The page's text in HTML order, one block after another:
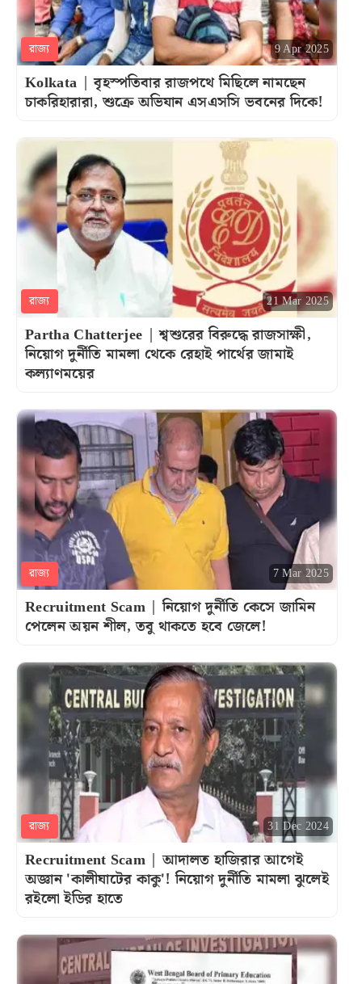
রাজ্য 9 Apr 2025
Kolkata | বৃহস্পতিবার রাজপথে মিছিলে নামছেন
চাকরিহারারা, শুক্রে অভিযান এসএসসি ভবনের দিকে!
রাজ্য 21 Mar 2025
Partha Chatterjee | শ্বশুরের বিরুদ্ধে রাজসাক্ষী,
নিয়োগ দুর্নীতি মামলা থেকে রেহাই পার্থের জামাই
কল্যাণময়ের
রাজ্য 7 Mar 2025
Recruitment Scam | নিয়োগ দুর্নীতি কেসে জামিন
পেলেন অয়ন শীল, তবু থাকতে হবে জেলে!
রাজ্য 31 Dec 2024
Recruitment Scam | আদালত হাজিরার আগেই
অজ্ঞান 'কালীঘাটের কাকু'! নিয়োগ দুর্নীতি মামলা ঝুলেই
রইলো ইডির হাতে